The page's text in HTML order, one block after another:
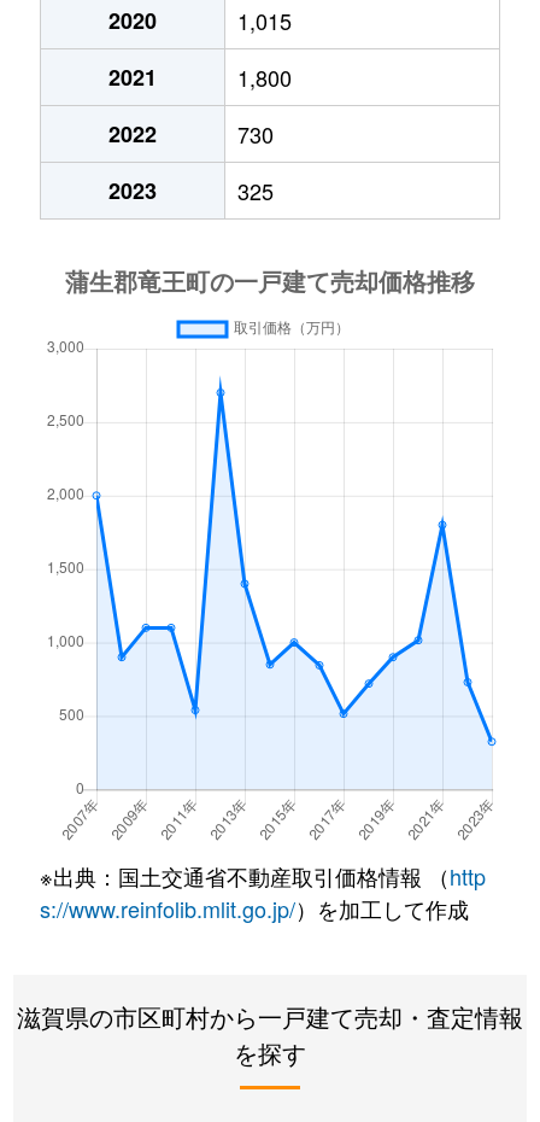
2020
1,015
2021
1,800
2022
730
2023
325
※出典：国土交通省不動産取引価格情報 （http
s://www.reinfolib.mlit.go.jp/）を加工して作成
滋賀県の市区町村から一戸建て売却・査定情報
を探す